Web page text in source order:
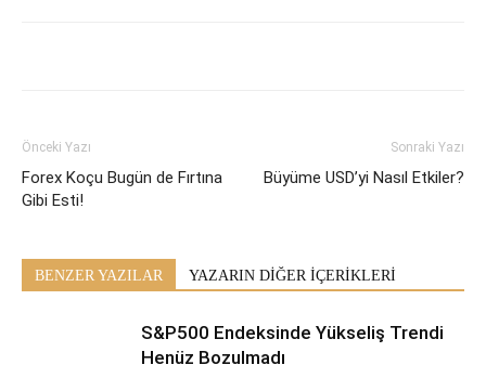
Önceki Yazı
Forex Koçu Bugün de Fırtına
Gibi Esti!
Sonraki Yazı
Büyüme USD’yi Nasıl Etkiler?
BENZER YAZILAR YAZARIN DİĞER İÇERİKLERİ
S&P500 Endeksinde Yükseliş Trendi
Henüz Bozulmadı